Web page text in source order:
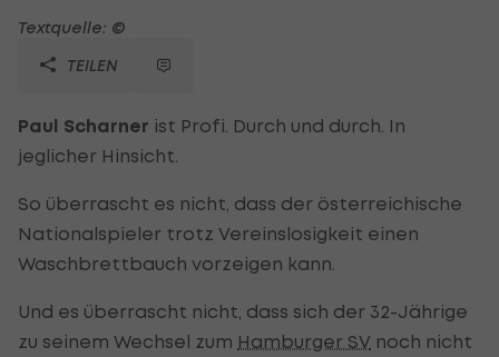
Textquelle: ©
TEILEN
Paul Scharner ist Profi. Durch und durch. In
jeglicher Hinsicht.
So überrascht es nicht, dass der österreichische
Nationalspieler trotz Vereinslosigkeit einen
Waschbrettbauch vorzeigen kann.
Und es überrascht nicht, dass sich der 32-Jährige
zu seinem Wechsel zum Hamburger SV noch nicht